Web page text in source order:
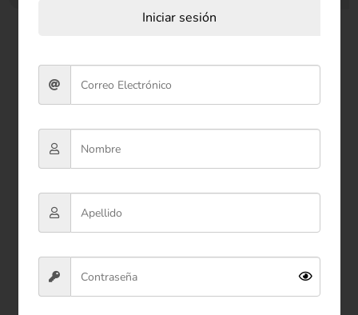
Productos relacionados
Iniciar sesión